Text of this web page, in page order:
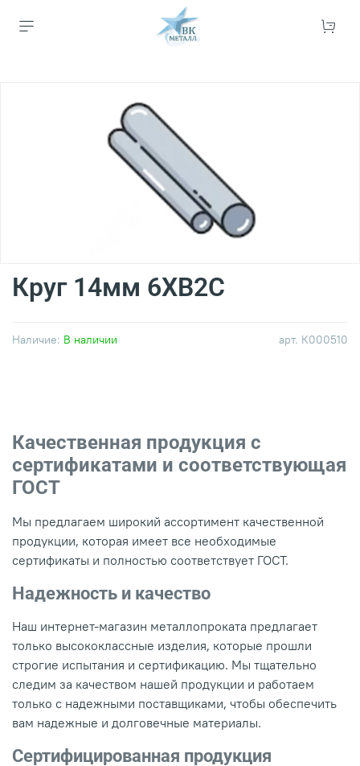
арт. К000510
Наличие: В наличии
Круг 14мм 6ХВ2С
Качественная продукция с
сертификатами и соответствующая
ГОСТ
Мы предлагаем широкий ассортимент качественной
продукции, которая имеет все необходимые
сертификаты и полностью соответствует ГОСТ.
Надежность и качество
Наш интернет-магазин металлопроката предлагает
только высококлассные изделия, которые прошли
строгие испытания и сертификацию. Мы тщательно
следим за качеством нашей продукции и работаем
только с надежными поставщиками, чтобы обеспечить
вам надежные и долговечные материалы.
Сертифицированная продукция